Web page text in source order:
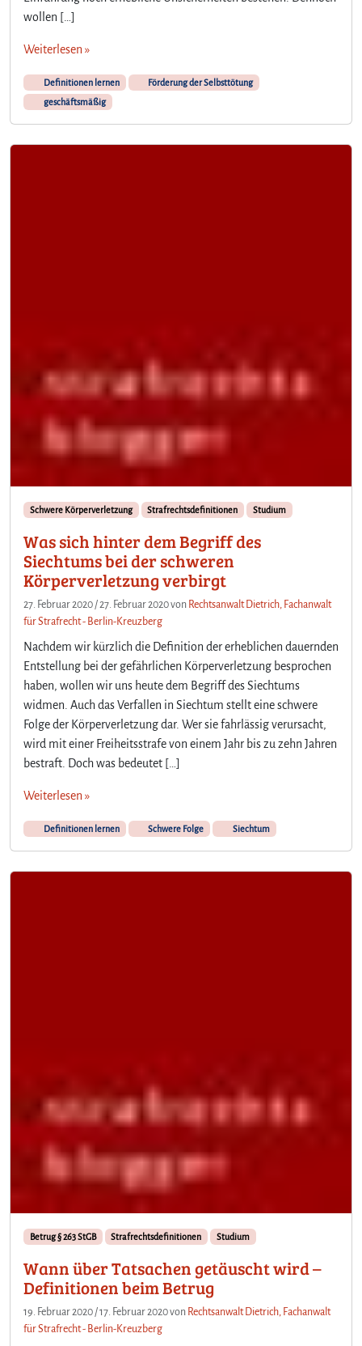
wollen […]
Weiterlesen »
Definitionen lernen
Förderung der Selbsttötung
geschäftsmäßig
Schwere Körperverletzung Strafrechtsdefinitionen Studium
Was sich hinter dem Begriff des
Siechtums bei der schweren
Körperverletzung verbirgt
27. Februar 2020 /27. Februar 2020von Rechtsanwalt Dietrich, Fachanwalt
für Strafrecht - Berlin-Kreuzberg
Nachdem wir kürzlich die Definition der erheblichen dauernden
Entstellung bei der gefährlichen Körperverletzung besprochen
haben, wollen wir uns heute dem Begriff des Siechtums
widmen. Auch das Verfallen in Siechtum stellt eine schwere
Folge der Körperverletzung dar. Wer sie fahrlässig verursacht,
wird mit einer Freiheitsstrafe von einem Jahr bis zu zehn Jahren
bestraft. Doch was bedeutet […]
Weiterlesen »
Definitionen lernen Schwere Folge Siechtum
Betrug § 263 StGB Strafrechtsdefinitionen Studium
Wann über Tatsachen getäuscht wird –
Definitionen beim Betrug
19. Februar 2020 /17. Februar 2020von Rechtsanwalt Dietrich, Fachanwalt
für Strafrecht - Berlin-Kreuzberg